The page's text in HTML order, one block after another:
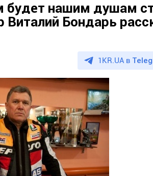
будет нашим душам
Бондарь
1KR.UA в